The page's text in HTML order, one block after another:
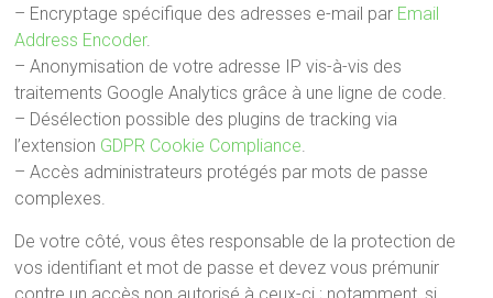
– Encryptage spécifique des adresses e-mail par Email
Address Encoder.
– Anonymisation de votre adresse IP vis-à-vis des
traitements Google Analytics grâce à une ligne de code.
– Désélection possible des plugins de tracking via
l’extension GDPR Cookie Compliance.
– Accès administrateurs protégés par mots de passe
complexes.
De votre côté, vous êtes responsable de la protection de
vos identifiant et mot de passe et devez vous prémunir